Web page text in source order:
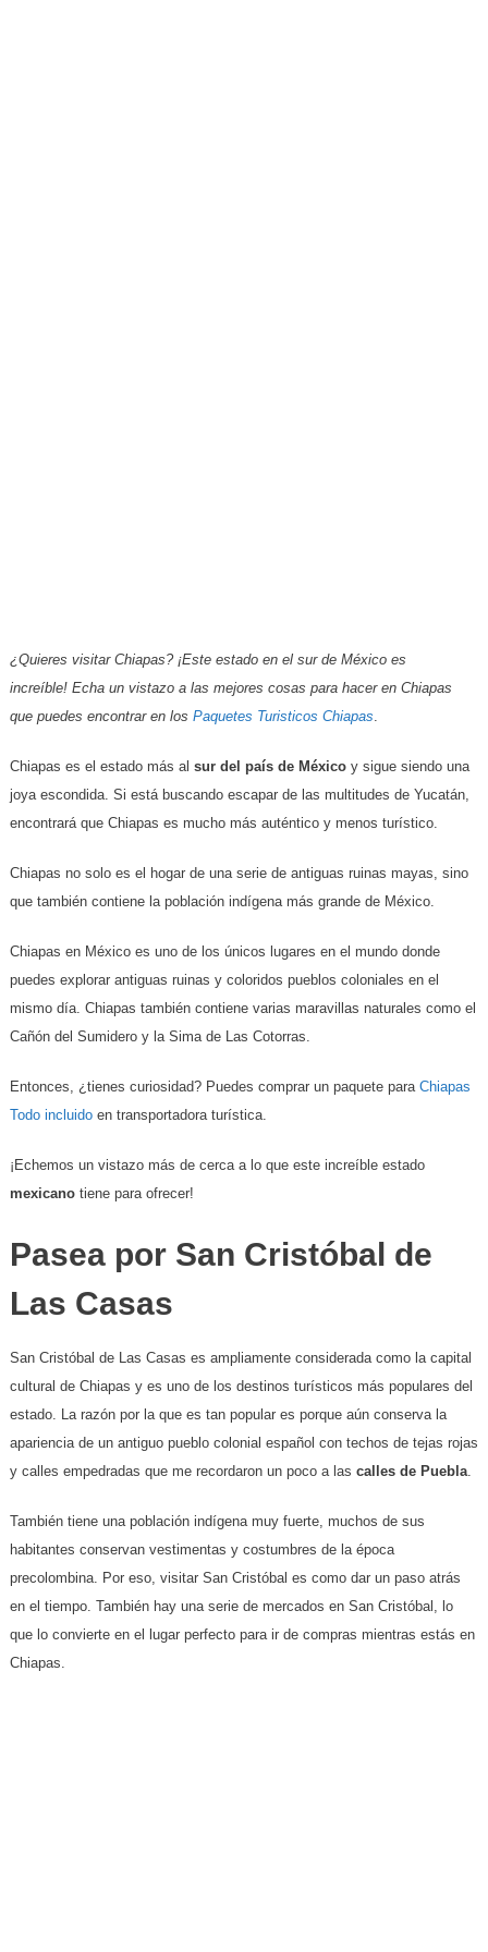
¿Quieres visitar Chiapas? ¡Este estado en el sur de México es
increíble! Echa un vistazo a las mejores cosas para hacer en Chiapas
que puedes encontrar en los Paquetes Turisticos Chiapas.
Chiapas es el estado más al sur del país de Méxicoy sigue siendo una
joya escondida. Si está buscando escapar de las multitudes de Yucatán,
encontrará que Chiapas es mucho más auténtico y menos turístico.
Chiapas no solo es el hogar de una serie de antiguas ruinas mayas, sino
que también contiene la población indígena más grande de México.
Chiapas en México es uno de los únicos lugares en el mundo donde
puedes explorar antiguas ruinas y coloridos pueblos coloniales en el
mismo día. Chiapas también contiene varias maravillas naturales como el
Cañón del Sumidero y la Sima de Las Cotorras.
Entonces, ¿tienes curiosidad? Puedes comprar un paquete para Chiapas
Todo incluidoen transportadora turística.
¡Echemos un vistazo más de cerca a lo que este increíble estado
mexicanotiene para ofrecer!
Pasea por San Cristóbal de
Las Casas
San Cristóbal de Las Casas es ampliamente considerada como la capital
cultural de Chiapas y es uno de los destinos turísticos más populares del
estado. La razón por la que es tan popular es porque aún conserva la
apariencia de un antiguo pueblo colonial español con techos de tejas rojas
y calles empedradas que me recordaron un poco a las calles de Puebla.
También tiene una población indígena muy fuerte, muchos de sus
habitantes conservan vestimentas y costumbres de la época
precolombina. Por eso, visitar San Cristóbal es como dar un paso atrás
en el tiempo. También hay una serie de mercados en San Cristóbal, lo
que lo convierte en el lugar perfecto para ir de compras mientras estás en
Chiapas.